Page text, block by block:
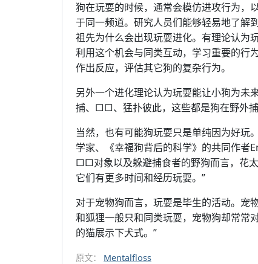
狗在玩耍的时候，通常会模仿进攻行为，
于同一频道。研究人员们能够轻易地了解
祖先为什么会出现玩耍进化。有理论认为
利用这个机会与同类互动，学习重要的
作出反应，评估其它狗的复杂行为。
另外一个进化理论认为玩耍能让小狗为未
捕、□□、猛扑彼此，这些都是狗在野外捕
当然，也有可能狗玩耍只是单纯因为好玩
学家、《幸福狗背后的科学》的共同作者
□□对象以及躲避捕食者的野狗而言，花
它们有更多时间和经历玩耍。”
对于宠物狗而言，玩耍是毕生的活动。宠
和狐狸一般只和同类玩耍，宠物狗却常常
的猫展示下犬式。”
原文： Mentalfloss